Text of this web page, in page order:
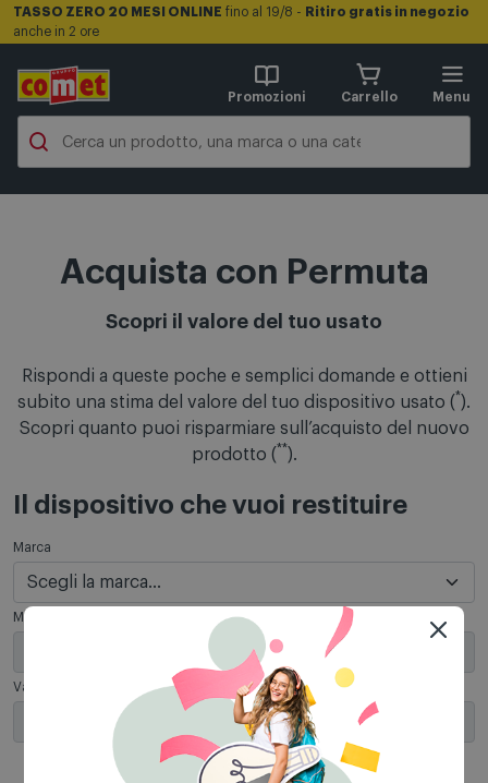
TASSO ZERO 20 MESI ONLINE fino al 19/8 - Ritiro gratis in negozio
anche in 2 ore
Promozioni Carrello Menu
Acquista con Permuta
Scopri il valore del tuo usato
Rispondi a queste poche e semplici domande e ottieni
subito una stima del valore del tuo dispositivo usato (*).
Scopri quanto puoi risparmiare sull’acquisto del nuovo
prodotto (**).
Il dispositivo che vuoi restituire
Marca
Modello
Variante